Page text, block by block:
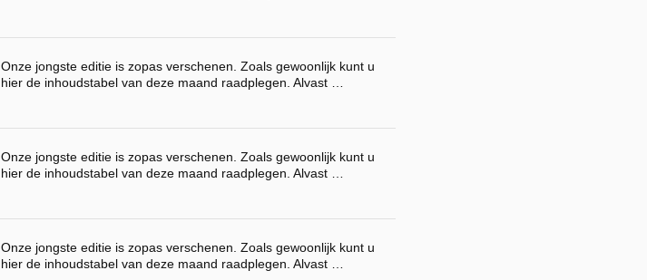
Onze jongste editie is zopas verschenen. Zoals gewoonlijk kunt u
hier de inhoudstabel van deze maand raadplegen. Alvast …
Onze jongste editie is zopas verschenen. Zoals gewoonlijk kunt u
hier de inhoudstabel van deze maand raadplegen. Alvast …
Onze jongste editie is zopas verschenen. Zoals gewoonlijk kunt u
hier de inhoudstabel van deze maand raadplegen. Alvast …